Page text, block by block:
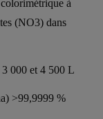
à
(NO3) dans
000 et 4 500 L
>99,9999 %